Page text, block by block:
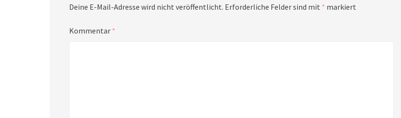
Deine E-Mail-Adresse wird nicht veröffentlicht. Erforderliche Felder sind mit * markiert
Kommentar *